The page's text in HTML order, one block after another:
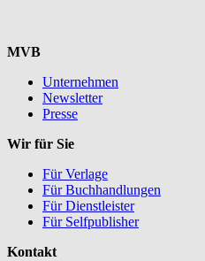
MVB
Unternehmen
Newsletter
Presse
Wir für Sie
Für Verlage
Für Buchhandlungen
Für Dienstleister
Für Selfpublisher
Kontakt